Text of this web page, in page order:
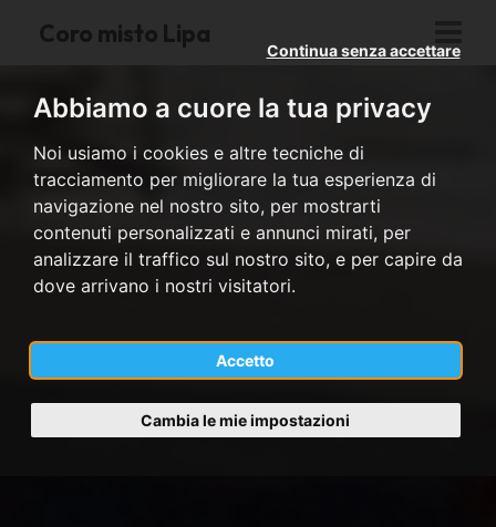
Abbiamo a cuore la tua privacy
Noi usiamo i cookies e altre tecniche di
tracciamento per migliorare la tua esperienza di
navigazione nel nostro sito, per mostrarti
contenuti personalizzati e annunci mirati, per
analizzare il traffico sul nostro sito, e per capire da
dove arrivano i nostri visitatori.
Accetto
Continua senza accettare
Cambia le mie impostazioni
Coro misto Lipa